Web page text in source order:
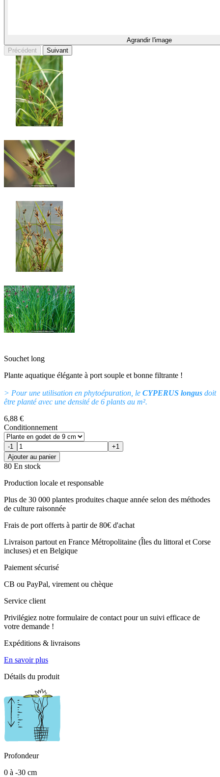
Agrandir l'image
Précédent
Suivant
Souchet long
Plante aquatique élégante à port souple et bonne filtrante !
> Pour une utilisation en phytoépuration, le CYPERUS longus doit
être planté avec une densité de 6 plants au m².
6,88 €
Conditionnement
-1
+1
Ajouter au panier
80 En stock
Production locale et responsable
Plus de 30 000 plantes produites chaque année selon des méthodes
de culture raisonnée
Frais de port offerts à partir de 80€ d'achat
Livraison partout en France Métropolitaine (Îles du littoral et Corse
incluses) et en Belgique
Paiement sécurisé
CB ou PayPal, virement ou chèque
Service client
Privilégiez notre formulaire de contact pour un suivi efficace de
votre demande !
Expéditions & livraisons
En savoir plus
Détails du produit
Profondeur
0 à -30 cm